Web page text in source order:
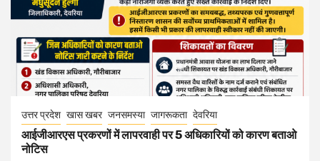
उत्तर प्रदेश खास खबर जनसमस्या जागरूकता देवरिया
आईजीआरएस प्रकरणों में लापरवाही पर 5 अधिकारियों को कारण बताओ
नोटिस